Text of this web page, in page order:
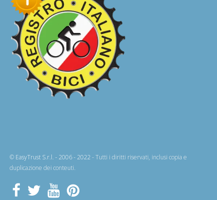
© EasyTrust S.r.l. - 2006 - 2022 - Tutti i diritti riservati, inclusi copia e
duplicazione dei conteuti.